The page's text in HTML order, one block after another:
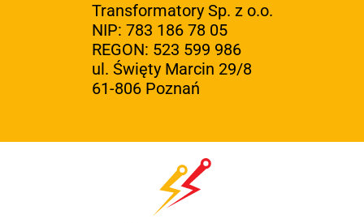
Transformatory Sp. z o.o.
NIP: 783 186 78 05
REGON: 523 599 986
ul. Święty Marcin 29/8
61-806 Poznań